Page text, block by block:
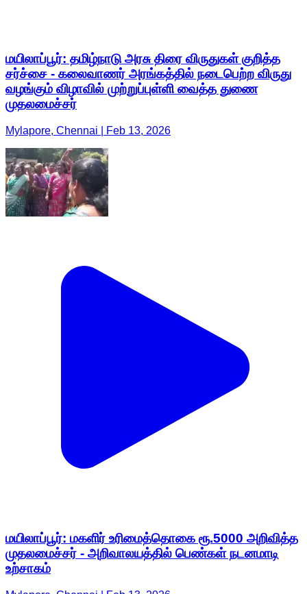
மயிலாப்பூர்: தமிழ்நாடு அரசு திரை விருதுகள் குறித்த
சர்ச்சை - கலைவாணர் அரங்கத்தில் நடைபெற்ற விருது
வழங்கும் விழாவில் முற்றுப்புள்ளி வைத்த துணை
முதலமைச்சர்
Mylapore, Chennai | Feb 13, 2026
மயிலாப்பூர்: மகளிர் உரிமைத்தொகை ரூ.5000 அறிவித்த
முதலமைச்சர் - அறிவாலயத்தில் பெண்கள் நடனமாடி
உற்சாகம்